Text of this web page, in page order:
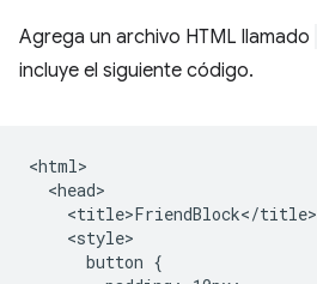
Agrega un archivo HTML llamado
incluye el siguiente código.
<html>
  <head>
    <title>FriendBlock</title>
    <style>
      button {